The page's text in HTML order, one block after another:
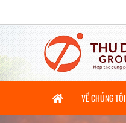
VỀ CHÚNG TÔI